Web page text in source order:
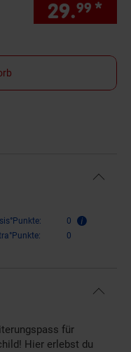
29.99 *
0
0
für
Hier erlebst du